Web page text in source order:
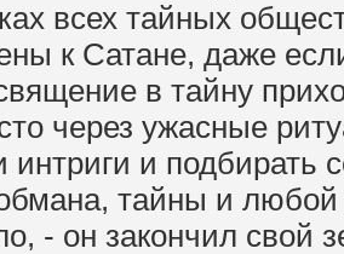
всех тайных
к Сатане, даже
в тайну
через ужасные
интриги и подбирать
тайны и
- он закончил свой